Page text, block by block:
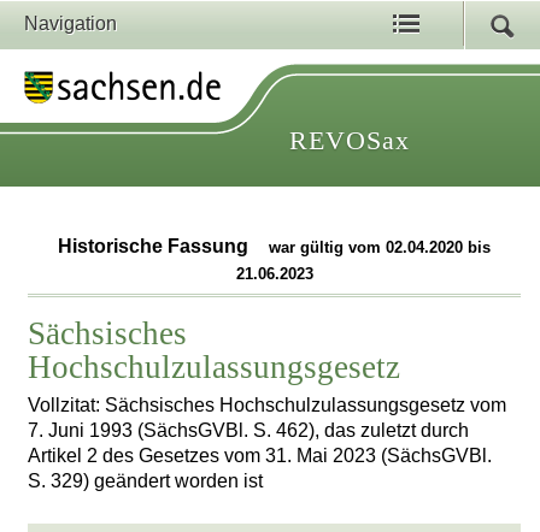
Navigation
REVOSax
Historische Fassung
war gültig vom 02.04.2020 bis
21.06.2023
Sächsisches
Hochschulzulassungsgesetz
Vollzitat: Sächsisches Hochschulzulassungsgesetz vom
7. Juni 1993 (SächsGVBl. S. 462), das zuletzt durch
Artikel 2 des Gesetzes vom 31. Mai 2023 (SächsGVBl.
S. 329) geändert worden ist